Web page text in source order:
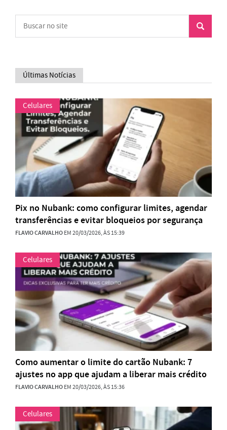
Últimas Notícias
Celulares
Pix no Nubank: como configurar limites, agendar
transferências e evitar bloqueios por segurança
FLAVIO CARVALHOEM 20/03/2026, ÀS 15:39
Celulares
Como aumentar o limite do cartão Nubank: 7
ajustes no app que ajudam a liberar mais crédito
FLAVIO CARVALHOEM 20/03/2026, ÀS 15:36
Celulares